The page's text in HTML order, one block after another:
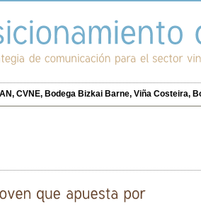
CVNE, Bodega Bizkai Barne, Viña Costeira,